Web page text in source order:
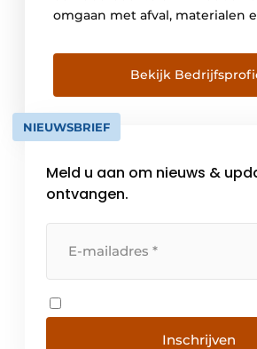
omgaan met afval, materialen
materialen en bodem en
uitvoering van de wetgeving.
beschermen we door de
Vlaanderen te controleren, […]
Bekijk
NIEUWSBRIEF
Meld u aan om nieuws &
ontvangen.
Inschrijven